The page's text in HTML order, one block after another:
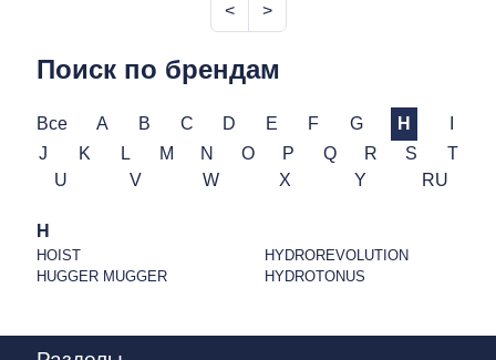
< >
Поиск по брендам
Все A B C D E F G H
J
K L M N O P Q R S
T
U
V W X Y RU
H
HOIST
HUGGER MUGGER
HYDROREVOLUTION
HYDROTONUS